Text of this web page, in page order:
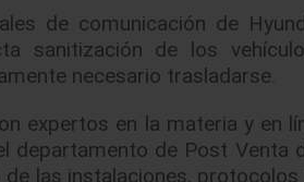
de comunicación de
sanitización de los
necesario trasladarse.
expertos en la materia y en
departamento de Post Venta
las instalaciones,